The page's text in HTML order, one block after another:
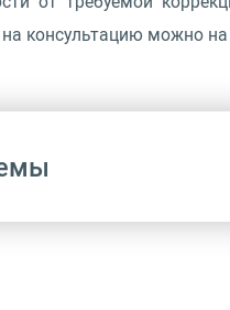
консультацию можно на